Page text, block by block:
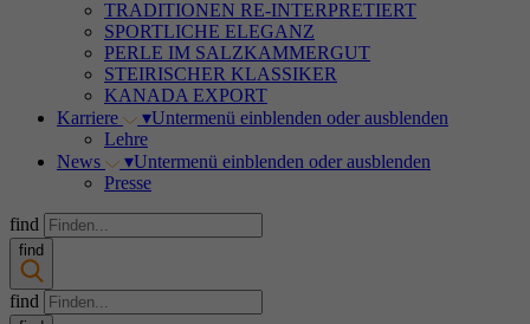
TRADITIONEN RE-INTERPRETIERT
SPORTLICHE ELEGANZ
PERLE IM SALZKAMMERGUT
STEIRISCHER KLASSIKER
KANADA EXPORT
Karriere
▾Untermenü einblenden oder ausblenden
Lehre
News
▾Untermenü einblenden oder ausblenden
Presse
find
find
find